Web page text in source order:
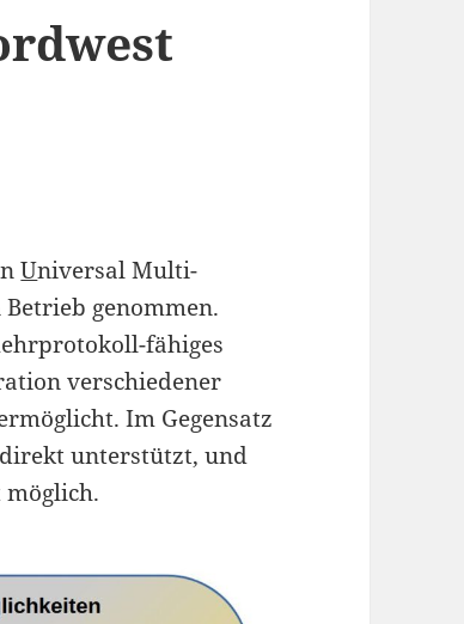
Universal Multi-
Betrieb genommen.
fähiges
verschiedener
Im Gegensatz
unterstützt, und